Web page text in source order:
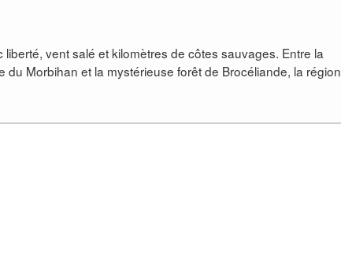
vent salé et kilomètres de côtes sauvages. Entre la
Morbihan et la mystérieuse forêt de Brocéliande, la région